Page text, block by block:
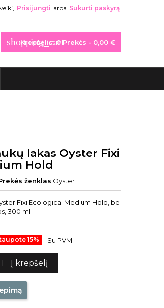
Prisijungti arba Sukurti paskyrą
shopping_cart
Krepšelis: 0Prekės - 0,00 €
lakas Oyster Fixi
Hold
ženklas Oyster
Fixi Ecological Medium Hold, be
300 ml
15% Su PVM
Į krepšelį